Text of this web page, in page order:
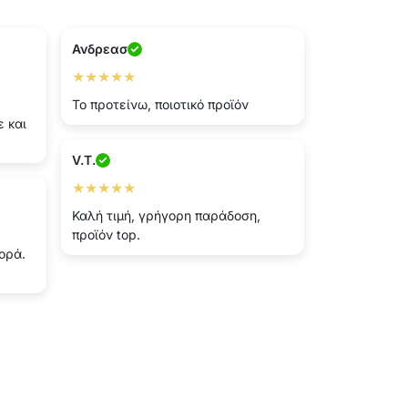
και
Ανδρεασ
★★★★★
Το προτείνω, ποιοτικό προϊόν
V.T.
★★★★★
Καλή τιμή, γρήγορη παράδοση,
προϊόν top.